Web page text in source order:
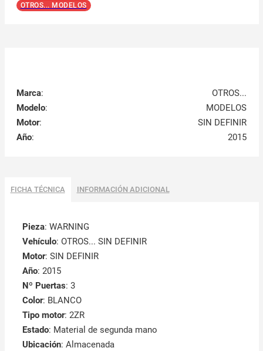
OTROS... MODELOS
Marca:
OTROS...
Modelo:
MODELOS
Motor:
SIN DEFINIR
Año: 2015
FICHA TÉCNICA INFORMACIÓN ADICIONAL
Pieza: WARNING
Vehículo: OTROS... SIN DEFINIR
Motor: SIN DEFINIR
Año: 2015
Nº Puertas: 3
Color: BLANCO
Tipo motor: 2ZR
Estado: Material de segunda mano
Ubicación: Almacenada